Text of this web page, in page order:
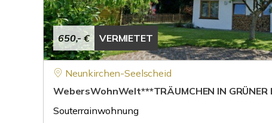
650,- € VERMIETET
Neunkirchen-Seelscheid
WebersWohnWelt***TRÄUMCHEN IN GRÜNER
Souterrainwohnung